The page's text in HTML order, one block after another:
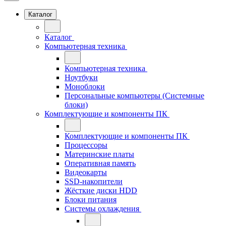
Каталог
Каталог
Компьютерная техника
Компьютерная техника
Ноутбуки
Моноблоки
Персональные компьютеры (Системные
блоки)
Комплектующие и компоненты ПК
Комплектующие и компоненты ПК
Процессоры
Материнские платы
Оперативная память
Видеокарты
SSD-накопители
Жёсткие диски HDD
Блоки питания
Системы охлаждения